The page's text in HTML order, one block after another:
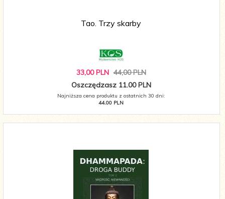
Tao. Trzy skarby
33,00 PLN 44,00 PLN
Oszczędzasz 11.00 PLN
Najniższa cena produktu z ostatnich 30 dni:
44.00 PLN